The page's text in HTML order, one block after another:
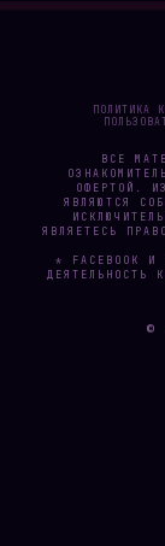
ПОЛИТИКА
ВСЕ
ОФЕРТОЙ.
ЯВЛЯЮТСЯ
ЯВЛЯЕТЕСЬ
* FACEBOOK И
ДЕЯТЕЛЬНОСТЬ
©